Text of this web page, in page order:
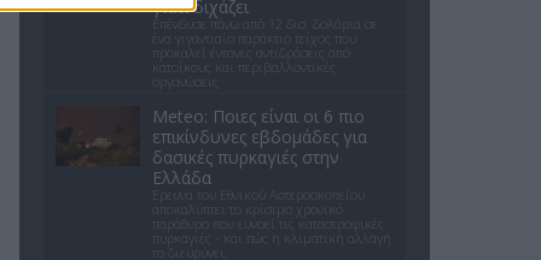
γιατί διχάζει
Επένδυσε πάνω από 12 δισ. δολάρια σε
ένα γιγαντιαίο παράκτιο τείχος που
προκαλεί έντονες αντιδράσεις από
κατοίκους και περιβαλλοντικές
οργανώσεις
Meteo: Ποιες είναι οι 6 πιο
επικίνδυνες εβδομάδες για
δασικές πυρκαγιές στην
Ελλάδα
Έρευνα του Εθνικού Αστεροσκοπείου
αποκαλύπτει το κρίσιμο χρονικό
παράθυρο που ευνοεί τις καταστροφικές
πυρκαγιές - και πώς η κλιματική αλλαγή
το διευρύνει.